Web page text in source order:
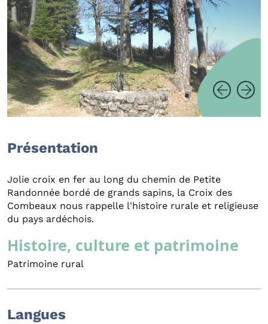
Présentation
Jolie croix en fer au long du chemin de Petite
Randonnée bordé de grands sapins, la Croix des
Combeaux nous rappelle l'histoire rurale et religieuse
du pays ardéchois.
Histoire, culture et patrimoine
Patrimoine rural
Langues